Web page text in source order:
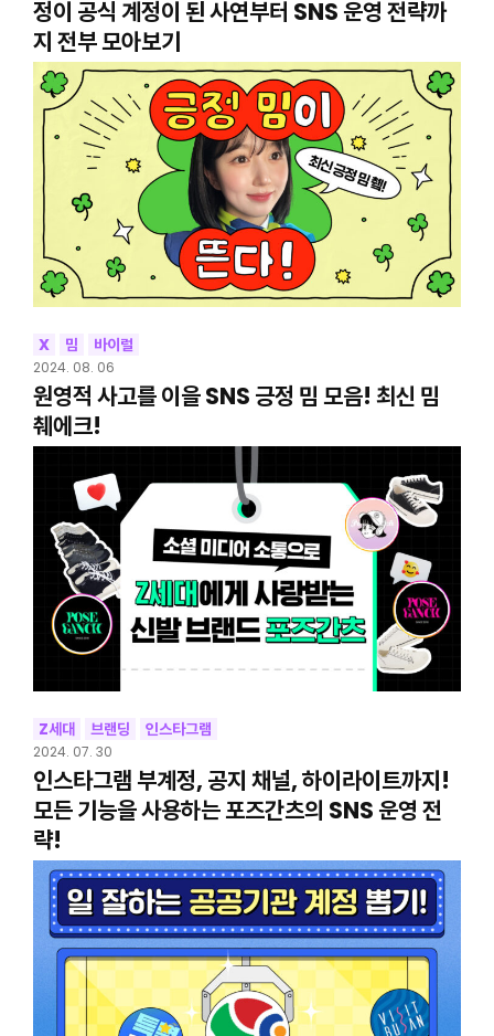
정이 공식 계정이 된 사연부터 SNS 운영 전략까
지 전부 모아보기
X 밈 바이럴
2024. 08. 06
원영적 사고를 이을 SNS 긍정 밈 모음! 최신 밈
췌에크!
Z세대 브랜딩 인스타그램
2024. 07. 30
인스타그램 부계정, 공지 채널, 하이라이트까지!
모든 기능을 사용하는 포즈간츠의 SNS 운영 전
략!